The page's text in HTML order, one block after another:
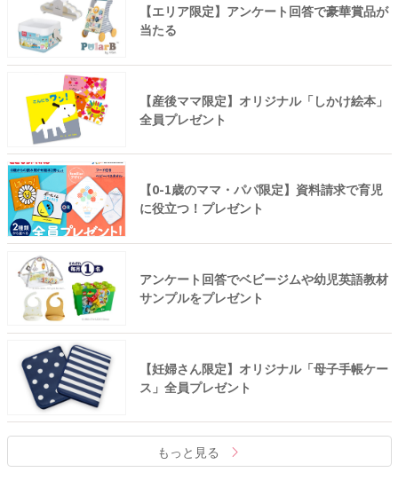
【エリア限定】アンケート回答で豪華賞品が
当たる
【産後ママ限定】オリジナル「しかけ絵本」
全員プレゼント
【0-1歳のママ・パパ限定】資料請求で育児
に役立つ！プレゼント
アンケート回答でベビージムや幼児英語教材
サンプルをプレゼント
【妊婦さん限定】オリジナル「母子手帳ケー
ス」全員プレゼント
もっと見る